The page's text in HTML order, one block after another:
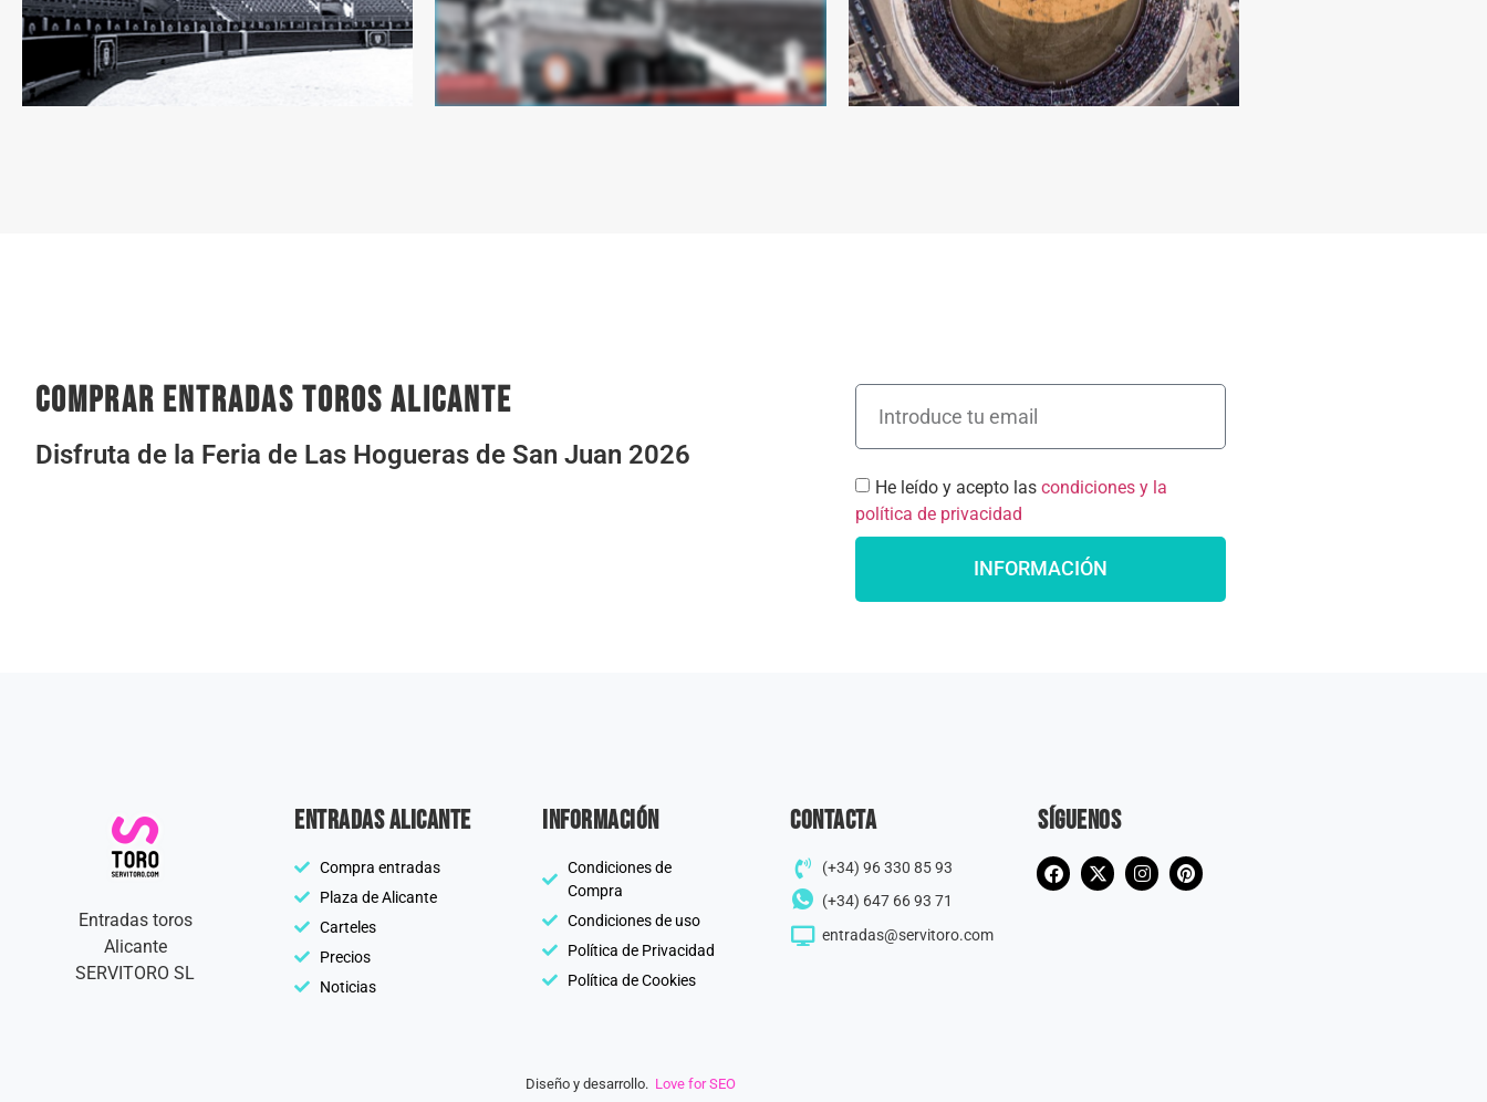
comprar entradas toros alicante
Disfruta de la Feria de Las Hogueras de San Juan 2026
He leído y acepto las condiciones y la
política de privacidad
INFORMACIÓN
Entradas toros
Alicante
SERVITORO SL
Entradas Alicante
Compra entradas
Plaza de Alicante
Carteles
Precios
Noticias
información
Condiciones de
Compra
Condiciones de uso
Política de Privacidad
Política de Cookies
Contacta
(+34) 96 330 85 93
(+34) 647 66 93 71
entradas@servitoro.com
Síguenos
Diseño y desarrollo. Love for SEO